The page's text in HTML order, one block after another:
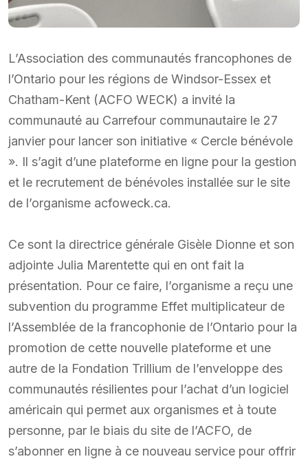
L’Association des communautés francophones de
l’Ontario pour les régions de Windsor-Essex et
Chatham-Kent (ACFO WECK) a invité la
communauté au Carrefour communautaire le 27
janvier pour lancer son initiative « Cercle bénévole
». Il s’agit d’une plateforme en ligne pour la gestion
et le recrutement de bénévoles installée sur le site
de l’organisme acfoweck.ca.
Ce sont la directrice générale Gisèle Dionne et son
adjointe Julia Marentette qui en ont fait la
présentation. Pour ce faire, l’organisme a reçu une
subvention du programme Effet multiplicateur de
l’Assemblée de la francophonie de l’Ontario pour la
promotion de cette nouvelle plateforme et une
autre de la Fondation Trillium de l’enveloppe des
communautés résilientes pour l’achat d’un logiciel
américain qui permet aux organismes et à toute
personne, par le biais du site de l’ACFO, de
s’abonner en ligne à ce nouveau service pour offrir